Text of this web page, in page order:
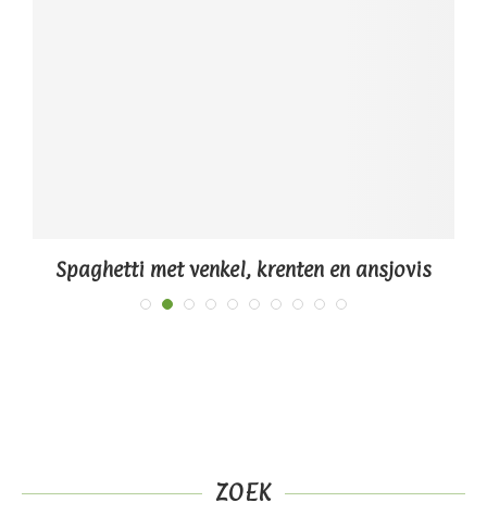
Spaghetti met venkel, krenten en ansjovis
ZOEK